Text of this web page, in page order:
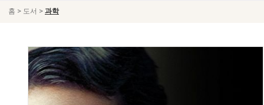
홈 > 도서 > 과학